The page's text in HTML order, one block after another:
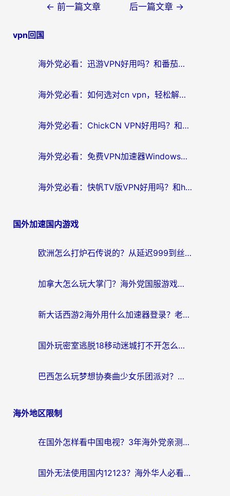
导
← 前一篇文章 后一篇文章 →
vpn回国
海外党必看：迅游VPN好用吗？和番茄加速器VPN对比哪个回国效果更好？
海外党必看：如何选对cn vpn，轻松解锁国内影音游戏？
海外党必看：ChickCN VPN好用吗？和星河VPN对比哪个回国效果更好？附真实体验+避坑指南
海外党必看：免费VPN加速器Windows版怎么选？附真实测评与无缝访问国内资源指南
海外党必看：快帆TV版VPN好用吗？和hi龟龟VPN对比哪个回国效果更好？附免费加速器选择指南
国外加速国内游戏
欧洲怎么打炉石传说的？从延迟999到丝滑上分，我找到了靠谱加速器
加拿大怎么玩大掌门？海外党国服游戏加速避坑指南（附实用工具推荐）
新大话西游2海外用什么加速器登录？老玩家亲测有效的国服游戏加速指南
国外玩密室逃脱18移动迷城打不开怎么办？海外玩家亲测有效的解决指南
巴西怎么玩梦想协奏曲少女乐团派对？海外党必看的国服游戏加速全攻略（附波兰天涯明月刀实用技巧）
海外地区限制
在国外怎样看中国电视？3年海外党亲测有效的追剧加速器指南
国外无法使用国内12123？海外华人必看：选对回国加速器，解决迪拜语音+12123访问难题